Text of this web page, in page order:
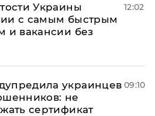
Украины
с самым быстрым
и вакансии без
12:02
украинцев
не
сертификат
09:10